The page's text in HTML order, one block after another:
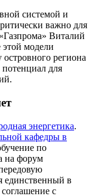
системой и
важно для
Виталий
этой модели
островного региона
потенциал для
энергетика.
кафедры в
по
на форум
единственный в
с